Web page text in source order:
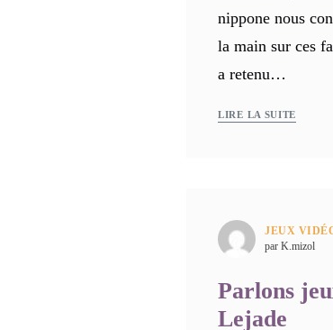
nippone nous
la main sur ces
a retenu…
LIRE LA SUITE
JEUX
par K.mizol
Parlons
Lejade